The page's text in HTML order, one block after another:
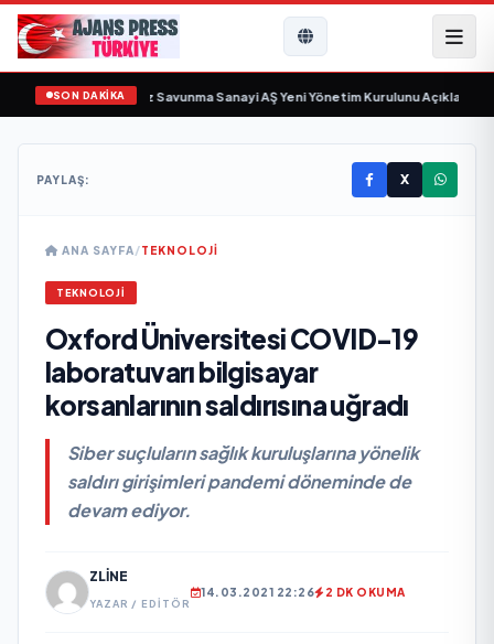
SON DAKİKA
sayıyor• Açıkgöz Savunma Sanayi AŞ Yeni Yönetim Kurulunu Açıkladı
PAYLAŞ: X
ANA SAYFA/TEKNOLOJİ
TEKNOLOJİ
Oxford Üniversitesi COVID-19
laboratuvarı bilgisayar
korsanlarının saldırısına uğradı
Siber suçluların sağlık kuruluşlarına yönelik
saldırı girişimleri pandemi döneminde de
devam ediyor.
ZLINE
YAZAR / EDITÖR
14.03.2021 22:26 2 DK OKUMA